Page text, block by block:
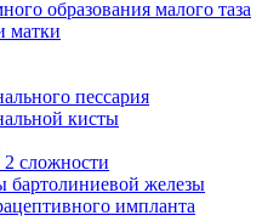
образования малого таза
матки
пессария
кисты
сложности
бартолиниевой железы
импланта